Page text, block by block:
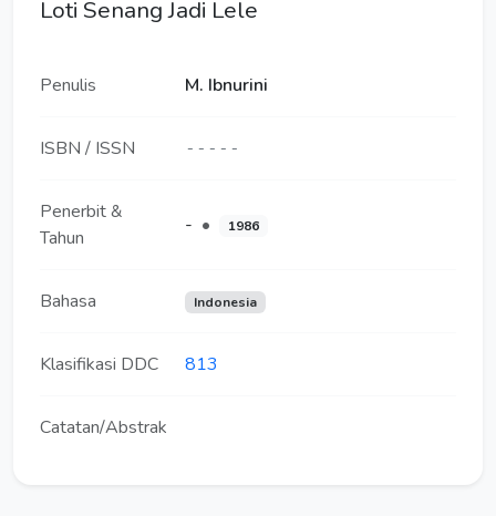
Loti Senang Jadi Lele
Penulis M. Ibnurini
ISBN / ISSN -----
Penerbit &
Tahun
- • 1986
Bahasa Indonesia
Klasifikasi DDC 813
Catatan/Abstrak